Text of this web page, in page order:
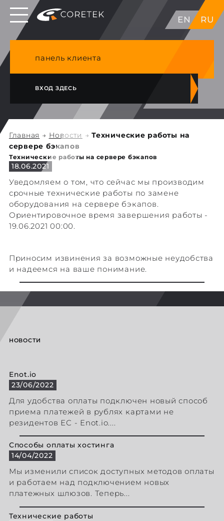
EN RU
Выделенные серверы в ЕС, Японии, ГК, США
NVME VPS & cPanel премиум хостинг в
панель клиента
ВХОД ЗДЕСЬ
Главная → Новости → Технические работы на
сервере бэкапов
Технические работы на сервере бэкапов
18.06.2021
Уведомляем о том, что сейчас мы производим
срочные технические работы по замене
оборудования на сервере бэкапов.
Ориентировочное время завершения работы -
19.06.2021 00:00.
Приносим извинения за возможные неудобства
и надеемся на ваше понимание.
НОВОСТИ
Enot.io
23/06/2022
Для удобства оплаты подключен новый способ
приема платежей в рублях картами не
резидентов ЕС - Enot.io....
Способы оплаты хостинга
14/04/2022
Мы изменили список доступных методов оплаты
и работаем над подключением новых
платежных шлюзов. Теперь...
Технические работы